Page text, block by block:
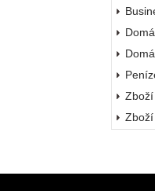
Zboží
Zboží